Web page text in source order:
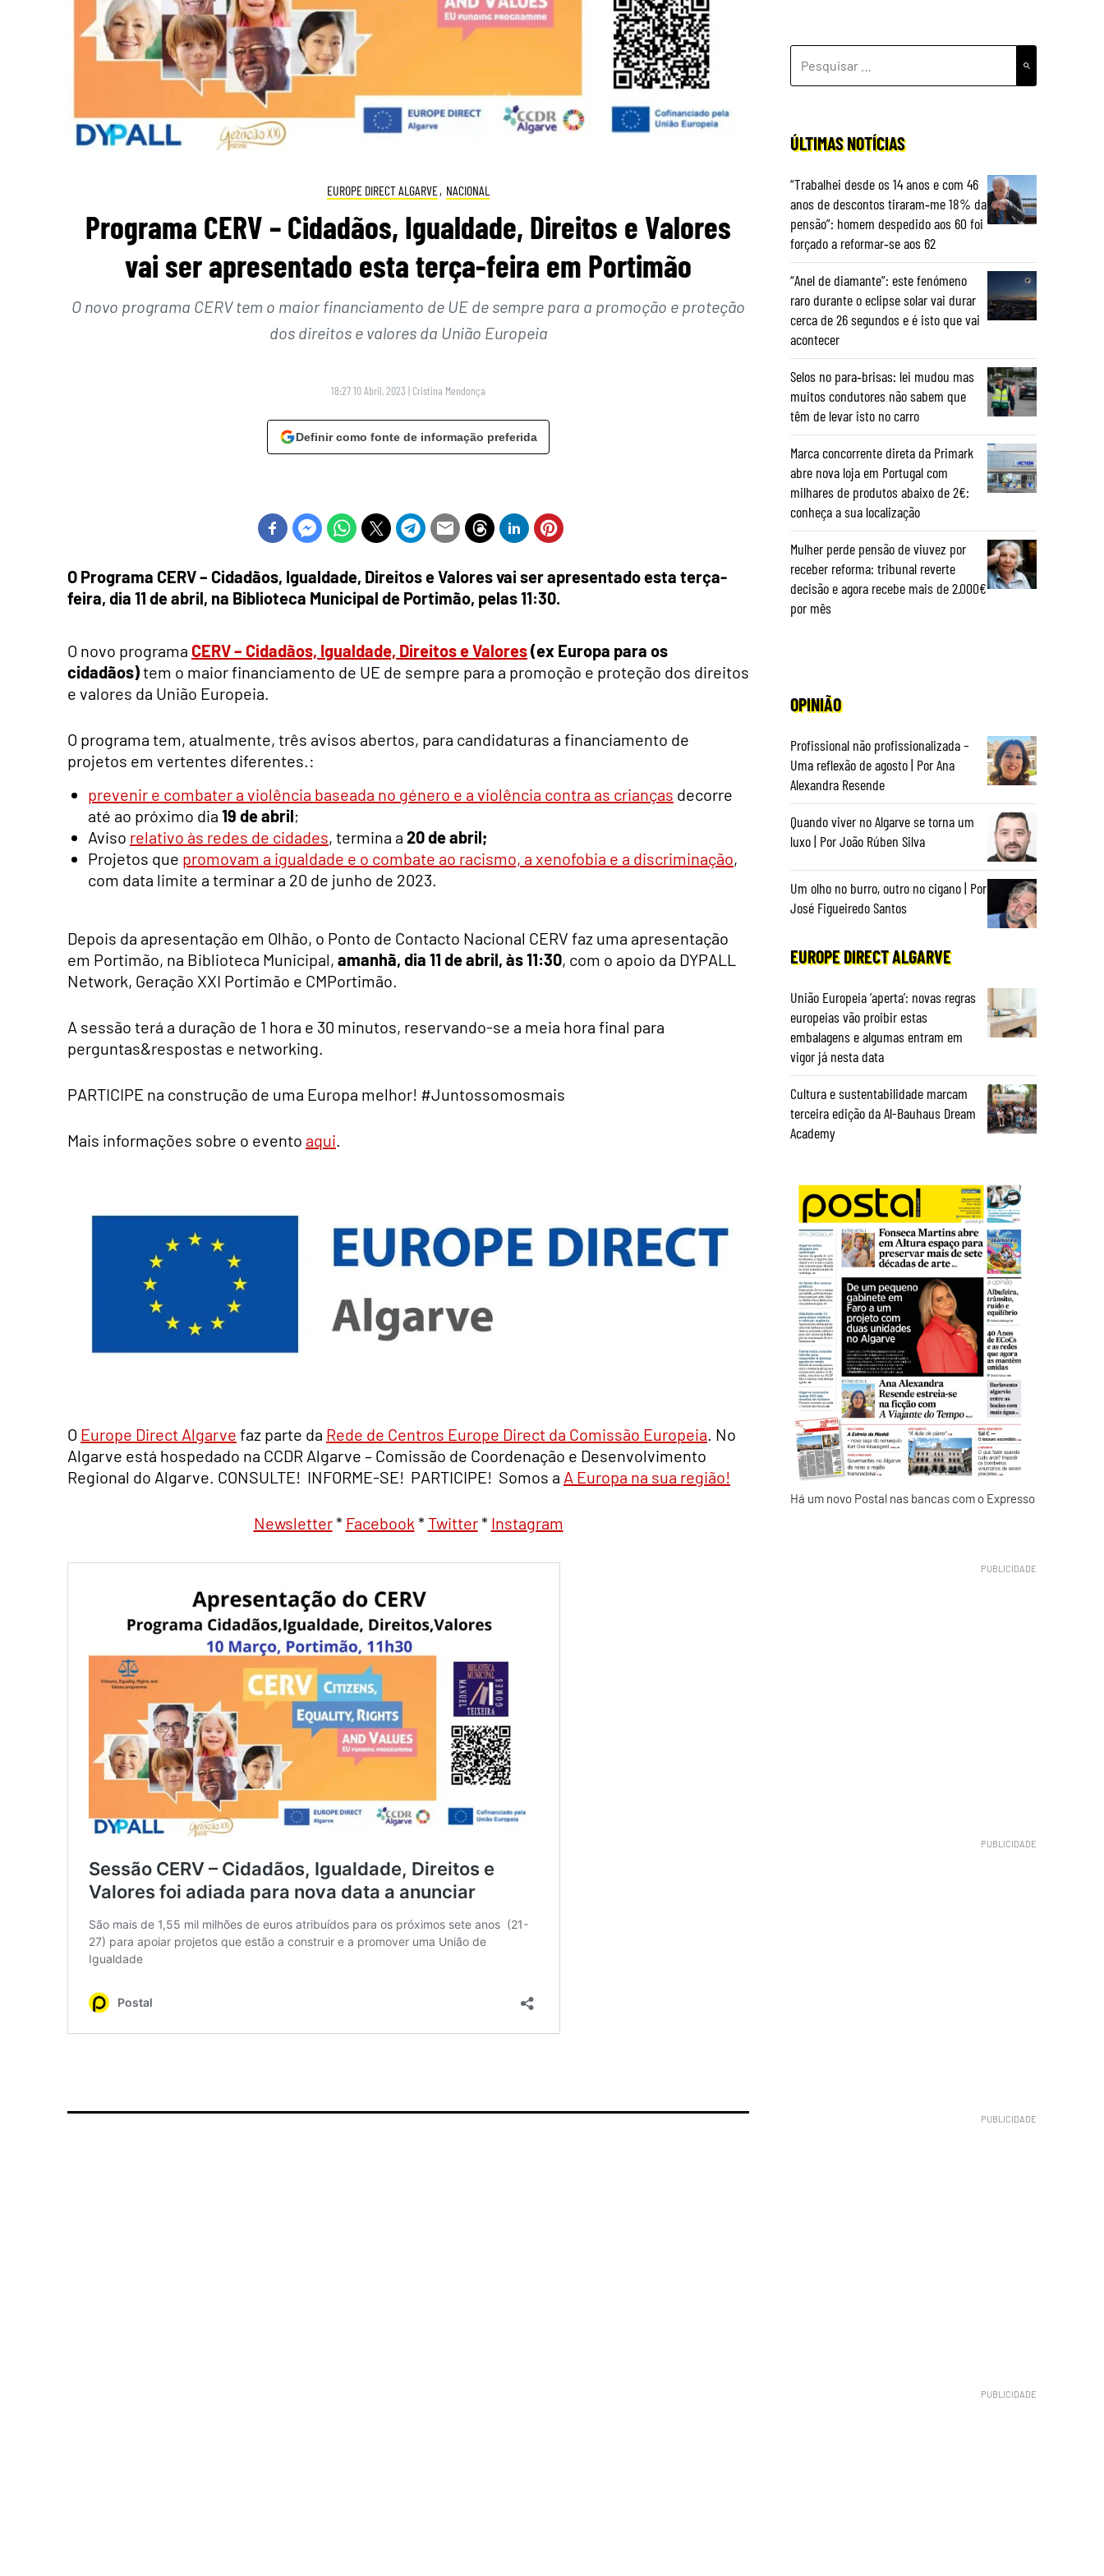
EUROPE DIRECT ALGARVE, NACIONAL
Programa CERV – Cidadãos, Igualdade, Direitos e Valores
vai ser apresentado esta terça-feira em Portimão
O novo programa CERV tem o maior financiamento de UE de sempre para a promoção e proteção
dos direitos e valores da União Europeia
18:27 10 Abril, 2023 | Cristina Mendonça
Definir como fonte de informação preferida
O Programa CERV – Cidadãos, Igualdade, Direitos e Valores vai ser apresentado esta terça-
feira, dia 11 de abril, na Biblioteca Municipal de Portimão, pelas 11:30.
O novo programa CERV – Cidadãos, Igualdade, Direitos e Valores(ex Europa para os
cidadãos)tem o maior financiamento de UE de sempre para a promoção e proteção dos direitos
e valores da União Europeia.
O programa tem, atualmente, três avisos abertos, para candidaturas a financiamento de
projetos em vertentes diferentes.:
prevenir e combater a violência baseada no género e a violência contra as crianças decorre
até ao próximo dia 19 de abril;
Aviso relativo às redes de cidades, termina a 20 de abril;
Projetos que promovam a igualdade e o combate ao racismo, a xenofobia e a discriminação,
com data limite a terminar a 20 de junho de 2023.
Depois da apresentação em Olhão, o Ponto de Contacto Nacional CERV faz uma apresentação
em Portimão, na Biblioteca Municipal, amanhã, dia 11 de abril, às 11:30, com o apoio da DYPALL
Network, Geração XXI Portimão e CMPortimão.
A sessão terá a duração de 1 hora e 30 minutos, reservando-se a meia hora final para
perguntas&respostas e networking.
PARTICIPE na construção de uma Europa melhor! #Juntossomosmais
Mais informações sobre o evento aqui
O Europe Direct Algarve faz parte da Rede de Centros Europe Direct da Comissão Europeia. No
Algarve está hospedado na CCDR Algarve – Comissão de Coordenação e Desenvolvimento
Regional do Algarve. CONSULTE! INFORME-SE! PARTICIPE! Somos a A Europa na sua região!
Newsletter* Facebook * Twitter* Instagram
POR:
ÚLTIMAS NOTÍCIAS
“Trabalhei desde os 14 anos e com 46
anos de descontos tiraram‑me 18% da
pensão”: homem despedido aos 60 foi
forçado a reformar‑se aos 62
“Anel de diamante”: este fenómeno
raro durante o eclipse solar vai durar
cerca de 26 segundos e é isto que vai
acontecer
Selos no para‑brisas: lei mudou mas
muitos condutores não sabem que
têm de levar isto no carro
Marca concorrente direta da Primark
abre nova loja em Portugal com
milhares de produtos abaixo de 2€:
conheça a sua localização
Mulher perde pensão de viuvez por
receber reforma: tribunal reverte
decisão e agora recebe mais de 2.000€
por mês
OPINIÃO
Profissional não profissionalizada –
Uma reflexão de agosto | Por Ana
Alexandra Resende
Quando viver no Algarve se torna um
luxo | Por João Rúben Silva
Um olho no burro, outro no cigano | Por
José Figueiredo Santos
EUROPE DIRECT ALGARVE
União Europeia ‘aperta’: novas regras
europeias vão proibir estas
embalagens e algumas entram em
vigor já nesta data
Cultura e sustentabilidade marcam
terceira edição da Al-Bauhaus Dream
Academy
Há um novo Postal nas bancas com o Expresso